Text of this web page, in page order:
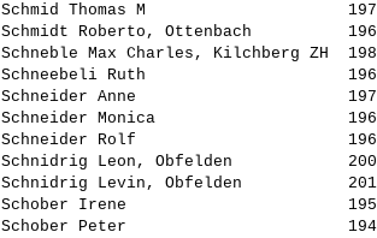
Schmid Thomas M
Schmidt Roberto, Ottenbach
Schneble Max Charles, Kilchberg ZH
Schneebeli Ruth
Schneider Anne
Schneider Monica
Schneider Rolf
Schnidrig Leon, Obfelden
Schnidrig Levin, Obfelden
Schober Irene
Schober Peter